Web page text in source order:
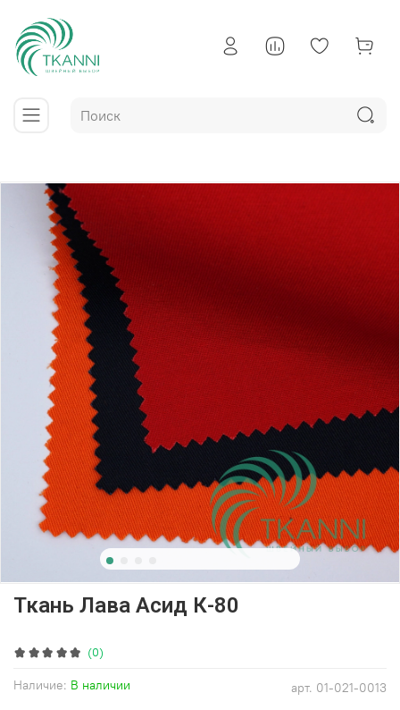
(0)
арт. 01-021-0013
Наличие: В наличии
Ткань Лава Aсид К-80